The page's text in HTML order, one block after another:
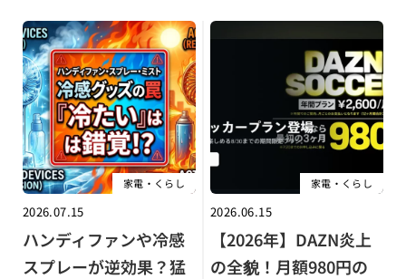
家電・くらし
2026.07.15
ハンディファンや冷感
スプレーが逆効果？猛
家電・くらし
2026.06.15
【2026年】DAZN炎上
の全貌！月額980円の